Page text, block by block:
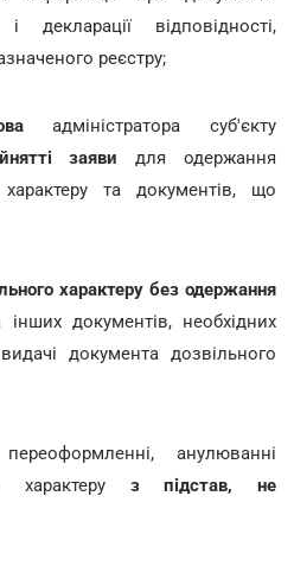
декларації відповідності,
реєстру;
адміністратора суб'єкту
заяви для одержання
та документів, що
характеру без одержання
документів, необхідних
документа дозвільного
анулюванні
характеру з підстав, не